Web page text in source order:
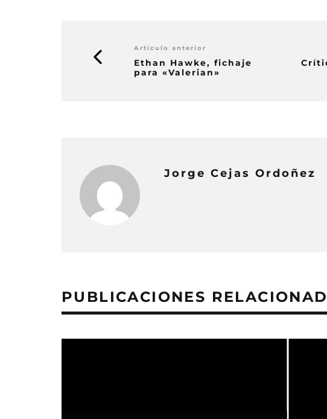
Artículo anterior
Ethan Hawke, fichaje
para «Valerian»
Jorge Cejas Ordoñez
PUBLICACIONES